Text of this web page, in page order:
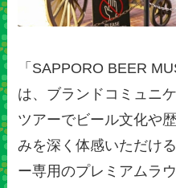
「SAPPORO BEER
は、ブランドコミュニ
ツアーでビール文化や
みを深く体感いただけ
ー専用のプレミアムラ